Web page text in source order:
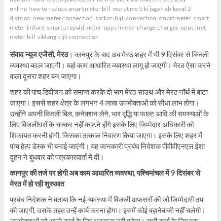
online how to reduce smart meter bill merut me 5 ki jagah ab keval 2
division new meter connection sarkari bijli connection smart meter smart
meter indore smart prepaid meter uppcl meter change charges uppcl net
meter bill viklang bijli connection
संवादन्यूजएजेंसी,मेरठ। कानपुर के बाद अब मेरठ शहर में भी 9 दिसंबर से बिजली
व्यवस्था बदल जाएगी। यहां काम आधारित व्यवस्था लागू हो जाएगी। मेरठ ऐसा करने
वाला दूसरा शहर बन जाएगा।
शहर की पांच डिवीजन को समाप्त करके दो भाग मेरठ साउथ और मेरठ नॉर्थ में बांटा
जाएगा। इससे शहर क्षेत्र के लगभग 4 लाख उपभोक्ताओं को सीधा लाभ होगा।
उन्होंने अपनी बिजली बिल, कनेक्शन लेने, भार वृद्धि या फाल्ट आदि की समस्याओं के
लिए बिजलीघरों के चक्कर नहीं काटने होंगे इसके लिए जिम्मेदार अधिकारी को
शिकायत करनी होगी, जिसका तत्काल निवारण किया जाएगा। इसके लिए शहर में
पांच हेल्प डेस्क भी बनाई जाएंगी। यह जानकारी प्रबंध निदेशक पीवीवीएनएल ईशा
दुहन ने बुधवार को पत्रकारवार्ता में दी।
कानपुरकीतर्जपरहोगीअबकामआधारितव्यवस्था,पश्चिमांचलमें9दिसंबरसे
मेरठमेंहोरहीशुरुआत
प्रबंध निदेशक ने बताया कि नई व्यवस्था में बिजली अफसरों की जो जिम्मेदारी तय
की जाएगी, उसके तहत उन्हें कार्य करना होगा। इसमें कोई बहानेबाजी नहीं चलेगी।